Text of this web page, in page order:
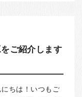
ご紹介します
ちは！いつもご